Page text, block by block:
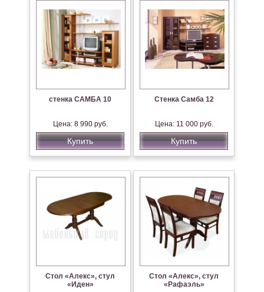
стенка САМБА 10
Цена: 8 990 руб.
Купить
Стенка Самба 12
Цена: 11 000 руб.
Купить
Стол «Алекс», стул
«Иден»
Стол «Алекс», стул
«Рафаэль»